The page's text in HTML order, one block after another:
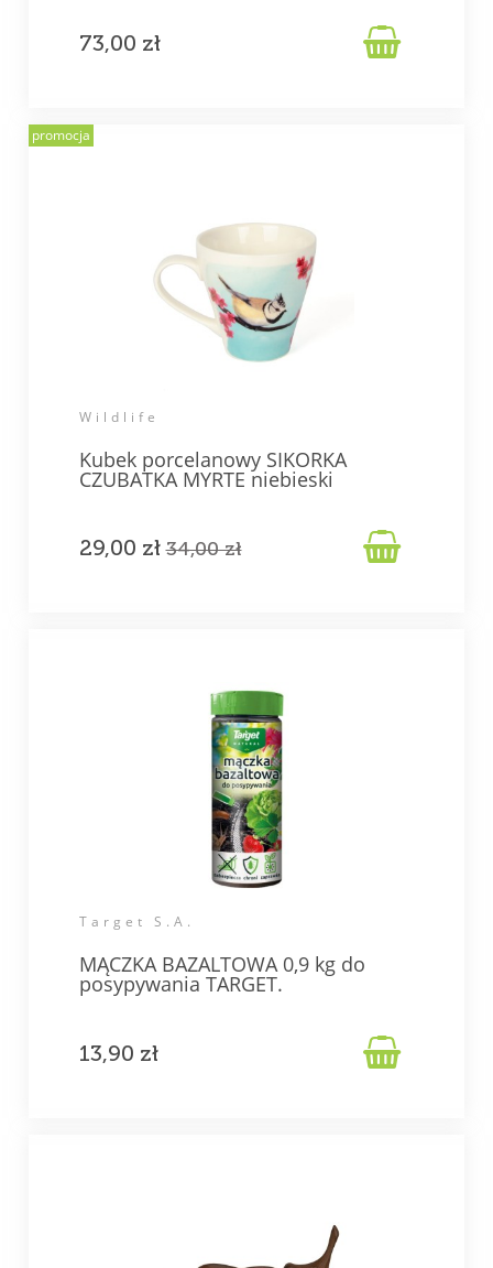
73,00 zł 
Wildlife
Kubek porcelanowy SIKORKA
CZUBATKA MYRTE niebieski
29,00 zł 34,00 zł 
promocja
Target S.A.
MĄCZKA BAZALTOWA 0,9 kg do
posypywania TARGET.
13,90 zł 